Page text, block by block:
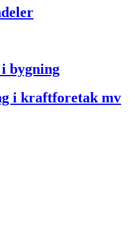
bygning
i kraftforetak mv